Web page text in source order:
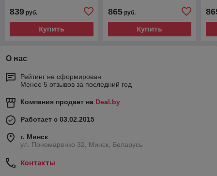
839 руб.
Купить
865руб.
Купить
О нас
Рейтинг не сформирован
Менее 5 отзывов за последний год
Компания продает на Deal.by
Работает с 03.02.2015
г. Минск
ул. Пономаренко 32, Минск, Беларусь
Контакты